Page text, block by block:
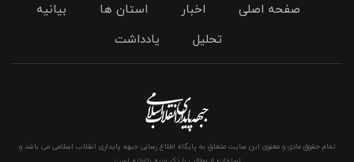
صفحه اصلی اخبار استان ها
بیانیه
تحلیل
یادداشت
تمام حقوق مادی و معنوی این سایت متعلق به پایگاه اطلاع رسانی جبهه پایداری انقلاب اسلامی می باشد و